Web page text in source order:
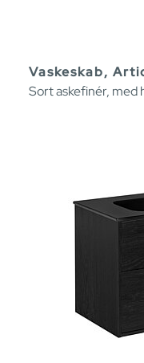
Vaskeskab,
Sort askefinér, med